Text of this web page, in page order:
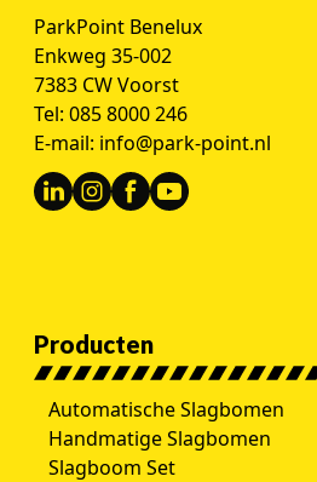
ParkPoint Benelux
Enkweg 35-002
7383 CW Voorst
Tel: 085 8000 246
E-mail: info@park-point.nl
Producten
Automatische Slagbomen
Handmatige Slagbomen
Slagboom Set